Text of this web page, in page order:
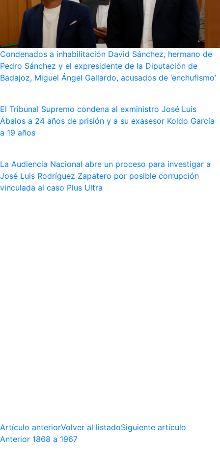
Condenados a inhabilitación David Sánchez, hermano de
Pedro Sánchez y el expresidente de la Diputación de
Badajoz, Miguel Ángel Gallardo, acusados de ‘enchufismo’
El Tribunal Supremo condena al exministro José Luis
Ábalos a 24 años de prisión y a su exasesor Koldo García
a 19 años
La Audiencia Nacional abre un proceso para investigar a
José Luis Rodríguez Zapatero por posible corrupción
vinculada al caso Plus Ultra
Artículo anteriorVolver al listadoSiguiente artículo
Anterior 1868 a 1967